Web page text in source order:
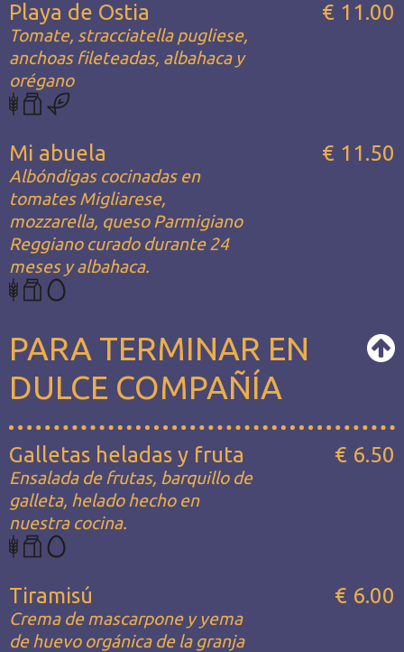
Playa de Ostia
Tomate, stracciatella pugliese,
anchoas fileteadas, albahaca y
orégano
€ 11.00
Mi abuela
Albóndigas cocinadas en
tomates Migliarese,
mozzarella, queso Parmigiano
Reggiano curado durante 24
meses y albahaca.
€ 11.50
PARA TERMINAR EN
DULCE COMPAÑÍA
Galletas heladas y fruta
Ensalada de frutas, barquillo de
galleta, helado hecho en
nuestra cocina.
€ 6.50
Tiramisú
Crema de mascarpone y yema
de huevo orgánica de la granja
€ 6.00